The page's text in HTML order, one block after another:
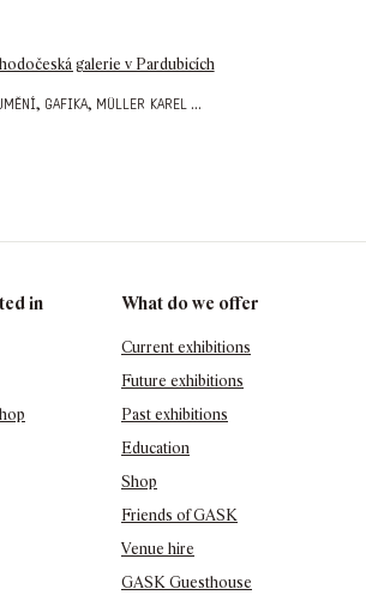
galerie v Pardubicích
, gafika, müller karel ...
in What do we offer
Current exhibitions
Future exhibitions
Past exhibitions
Education
Shop
Friends of GASK
Venue hire
GASK Guesthouse